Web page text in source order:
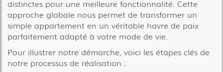
distinctes pour une meilleure fonctionnalité. Cette
approche globale nous permet de transformer un
simple appartement en un véritable havre de paix
parfaitement adapté à votre mode de vie.
Pour illustrer notre démarche, voici les étapes clés de
notre processus de réalisation :